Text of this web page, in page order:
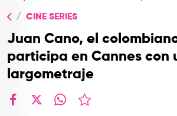
CONTACTO
CINE SERIES
Juan Cano, el
participa en Cannes con
largometraje